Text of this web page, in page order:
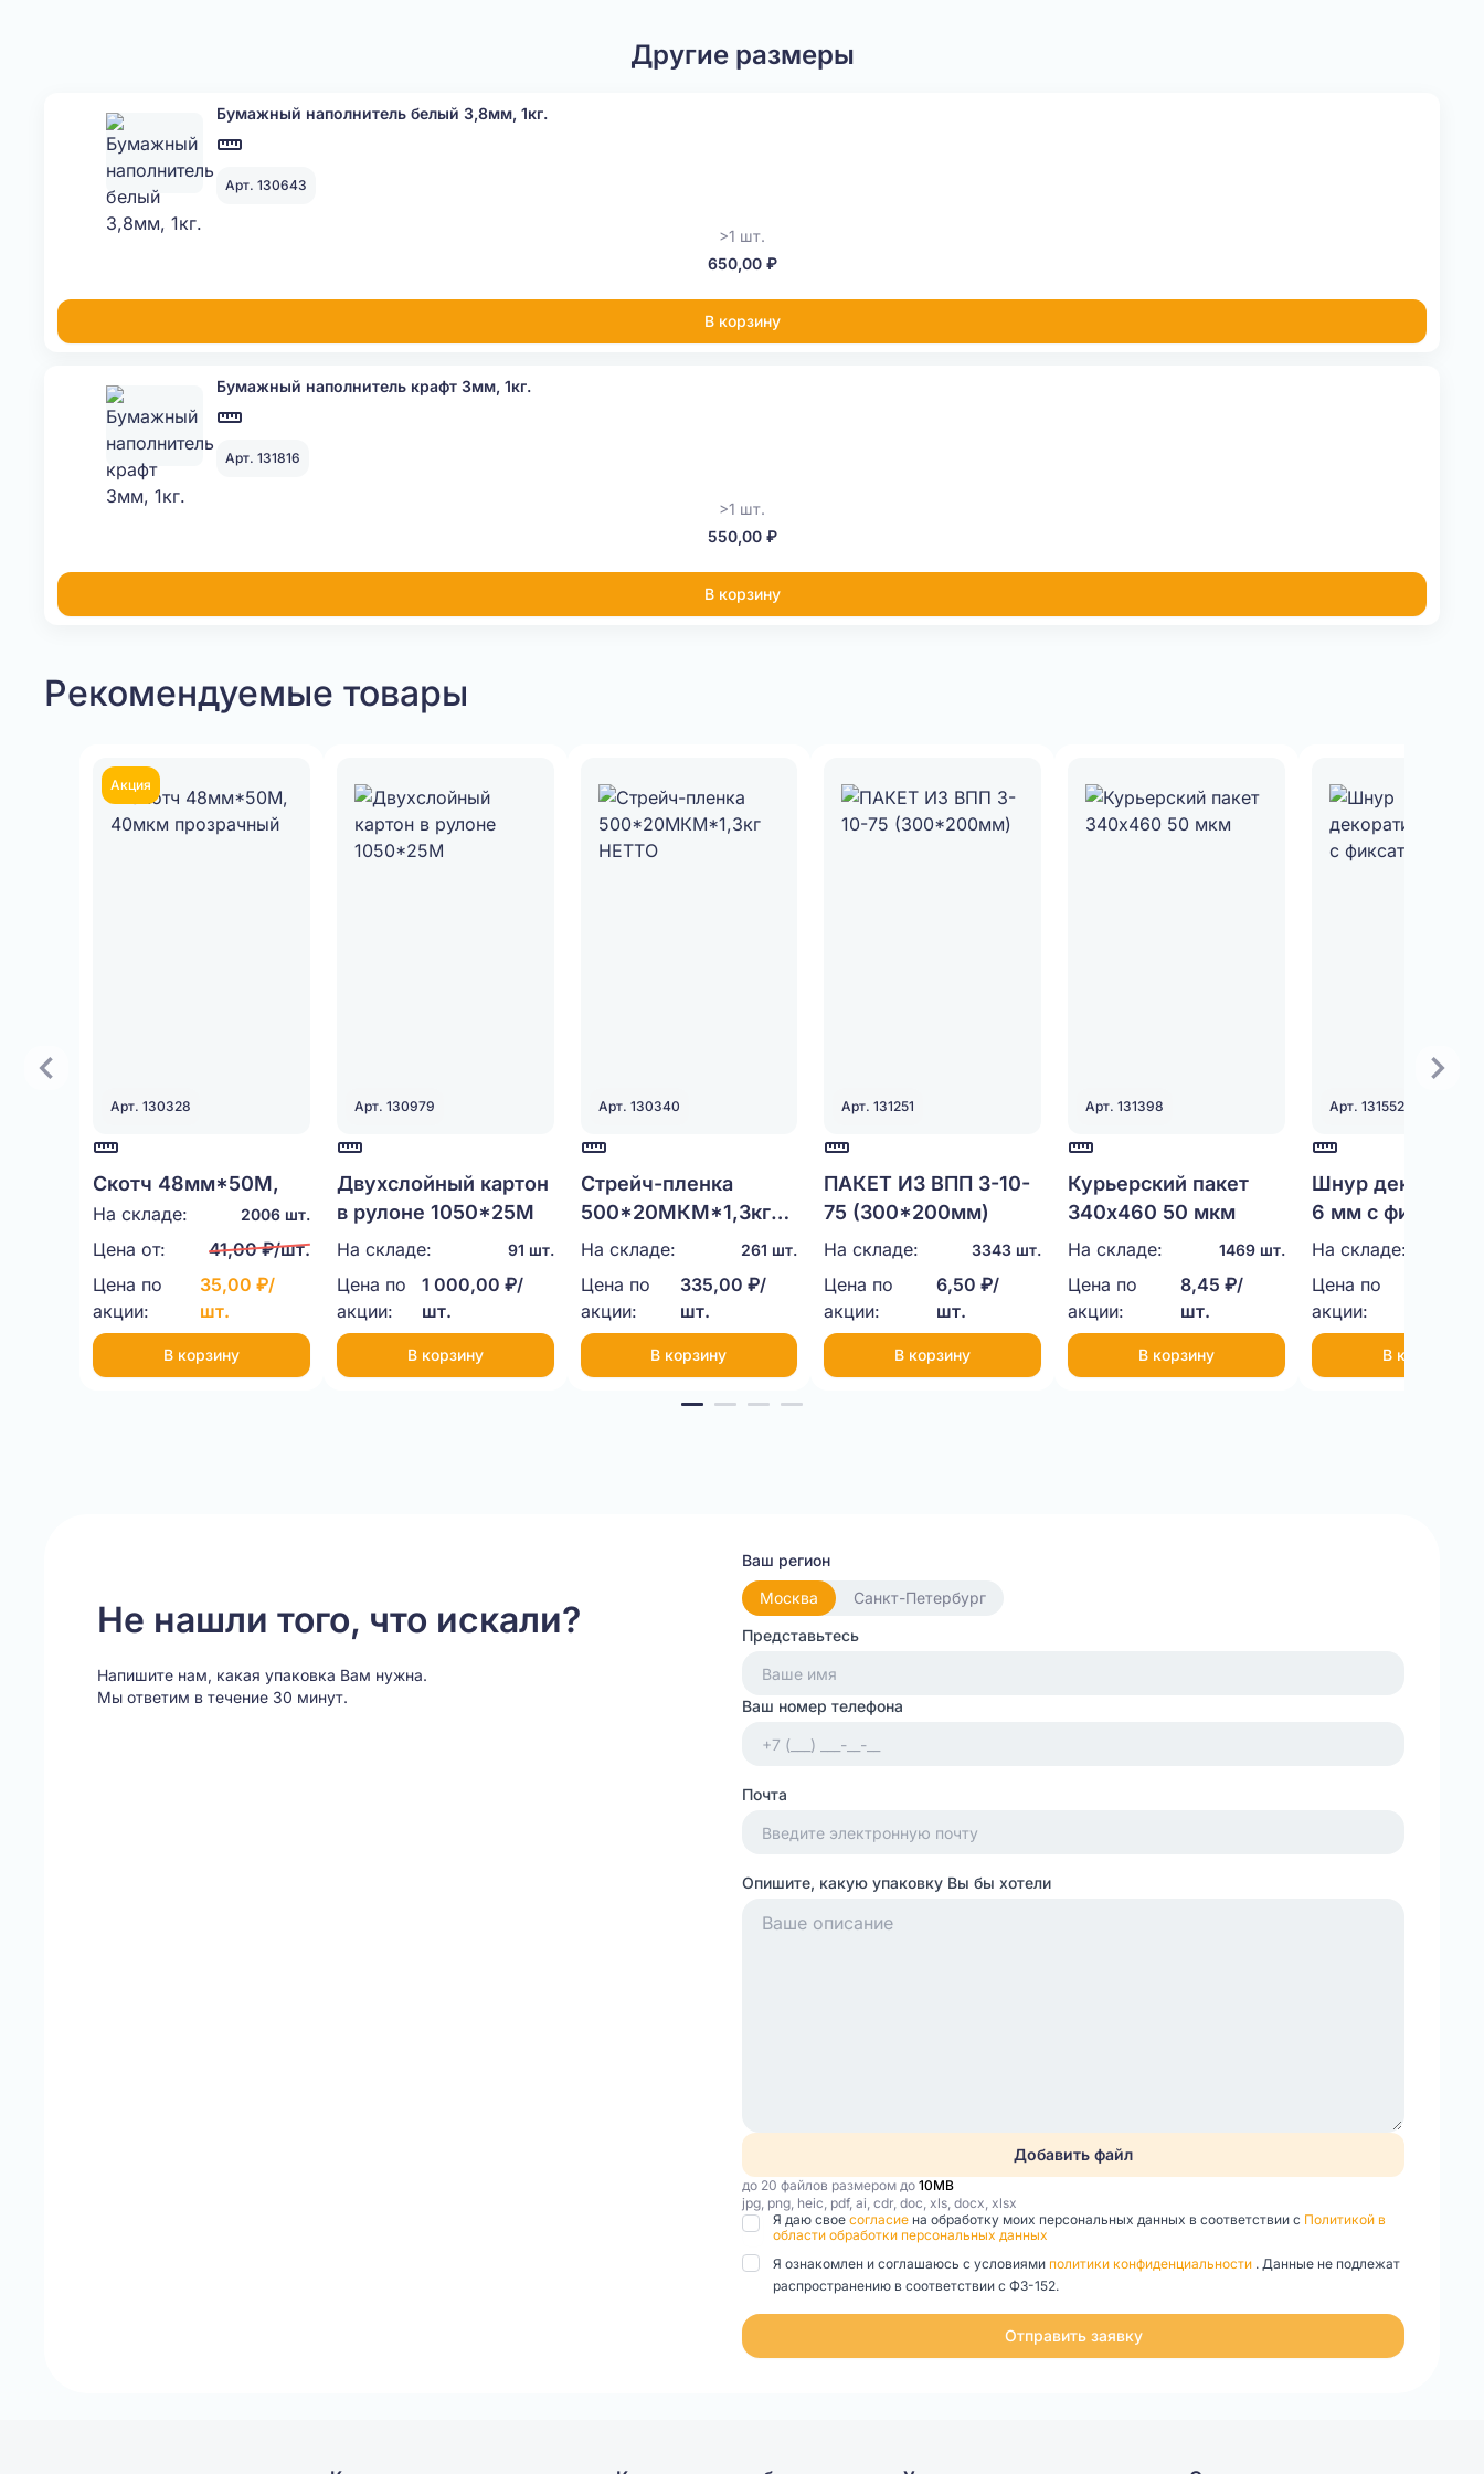
Другие размеры
Бумажный наполнитель белый 3,8мм, 1кг.
Арт. 130643
>1 шт.
650,00 ₽
В корзину
Бумажный наполнитель крафт 3мм, 1кг.
Арт. 131816
>1 шт.
550,00 ₽
В корзину
Рекомендуемые товары
Акция
Арт. 130328
Скотч 48мм*50М,
40мкм прозрачный
На складе: 2006 шт.
Цена от:
41,00 ₽/шт.
Цена по
акции:
35,00 ₽/
шт.
В корзину
Арт. 130979
Двухслойный картон
в рулоне 1050*25М
На складе: 91 шт.
Цена по
акции:
1 000,00 ₽/
шт.
В корзину
Арт. 130340
Стрейч-пленка
500*20МКМ*1,3кг
НЕТТО
На складе: 261 шт.
Цена по
акции:
335,00 ₽/
шт.
В корзину
Арт. 131251
ПАКЕТ ИЗ ВПП 3-10-
75 (300*200мм)
На складе: 3343 шт.
Цена по
акции:
6,50 ₽/
шт.
В корзину
Арт. 131398
Курьерский пакет
340х460 50 мкм
На складе: 1469 шт.
Цена по
акции:
8,45 ₽/
шт.
В корзину
Арт. 131552
Шнур
6 мм с
35 см
На складе:
Цена по
акции:
В корзину
Не нашли того, что искали?
Напишите нам, какая упаковка Вам нужна.
Мы ответим в течение 30 минут.
Ваш регион
Москва
Санкт-Петербург
Представьтесь
Ваш номер телефона
Почта
Опишите, какую упаковку Вы бы хотели
Добавить файл
до 20 файлов размером до 10MB
jpg, png, heic, pdf, ai, cdr, doc, xls, docx, xlsx
Я даю свое согласие на обработку моих персональных данных в соответствии с Политикой в
области обработки персональных данных
Я ознакомлен и соглашаюсь с условиями политики конфиденциальности . Данные не подлежат
распространению в соответствии с ФЗ-152.
Отправить заявку